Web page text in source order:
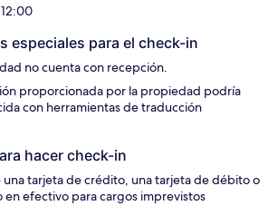
especiales para el check-in
no cuenta con recepción.
proporcionada por la propiedad podría
con herramientas de traducción
hacer check-in
una tarjeta de crédito, una tarjeta de débito o
en efectivo para cargos imprevistos